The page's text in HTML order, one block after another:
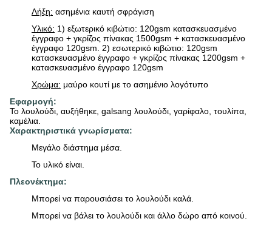
Λήξη: ασημένια καυτή σφράγιση
Υλικό: 1) εξωτερικό κιβώτιο: 120gsm κατασκευασμένο
έγγραφο + γκρίζος πίνακας 1500gsm + κατασκευασμένο
έγγραφο 120gsm. 2) εσωτερικό κιβώτιο: 120gsm
κατασκευασμένο έγγραφο + γκρίζος πίνακας 1200gsm +
κατασκευασμένο έγγραφο 120gsm
Χρώμα: μαύρο κουτί με το ασημένιο λογότυπο
Εφαρμογή:
Το λουλούδι, αυξήθηκε, galsang λουλούδι, γαρίφαλο, τουλίπα,
καμέλια.
Χαρακτηριστικά γνωρίσματα:
Μεγάλο διάστημα μέσα.
Το υλικό είναι.
Πλεονέκτημα:
Μπορεί να παρουσιάσει το λουλούδι καλά.
Μπορεί να βάλει το λουλούδι και άλλο δώρο από κοινού.